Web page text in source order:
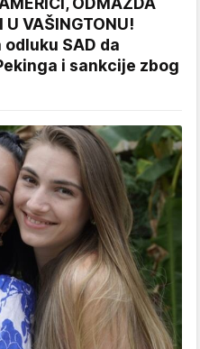
U VAŠINGTONU!
SAD da
i sankcije zbog